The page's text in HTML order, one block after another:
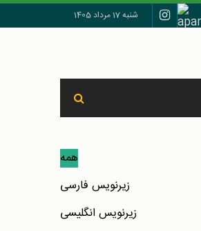
شنبه 17 مرداد 1405
همه
زیرنویس فارسی
زیرنویس انگلیسی